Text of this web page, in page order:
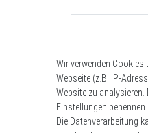
Wir verwenden Cookies
Webseite (z.B. IP-
Website zu
Einstellungen benennen.
Die Datenverarbeitung